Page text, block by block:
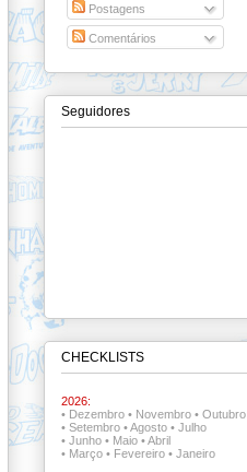
Postagens
Comentários
Seguidores
CHECKLISTS
2026:
• Dezembro• Novembro• Outubro
• Setembro•Agosto• Julho
• Junho• Maio•Abril
• Março• Fevereiro• Janeiro